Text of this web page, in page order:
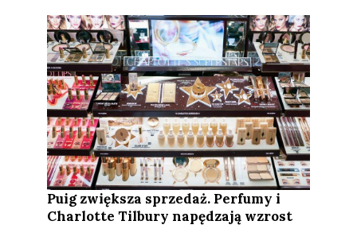
Puig zwiększa sprzedaż. Perfumy i
Charlotte Tilbury napędzają wzrost